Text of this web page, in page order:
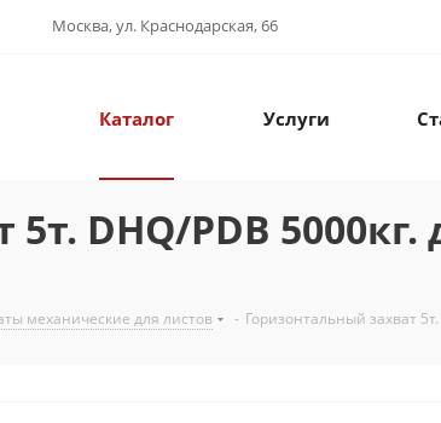
Москва, ул. Краснодарская, 66
Каталог Услуги
DHQ/PDB
механические для листов - Горизонтальный захват